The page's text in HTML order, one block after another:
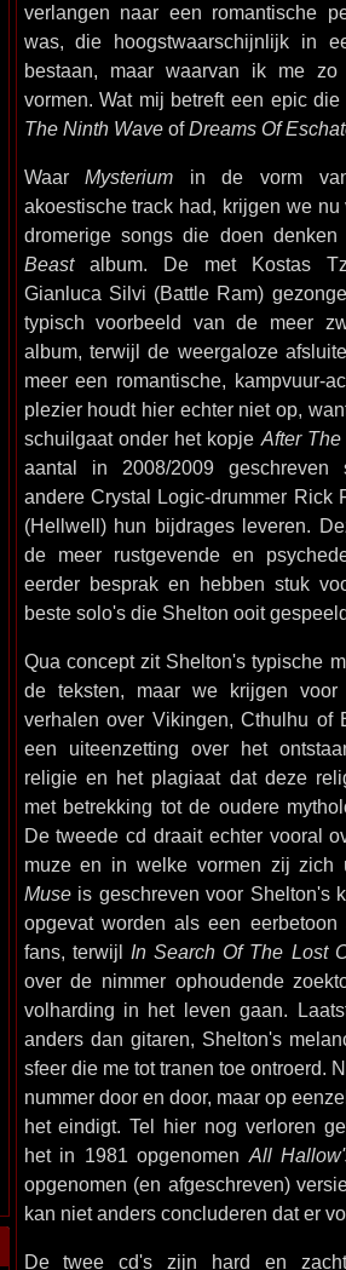
verlangen naar een romantische
was, die hoogstwaarschijnlijk in
bestaan, maar waarvan ik me
vormen. Wat mij betreft een epic
The Ninth WaveofDreams Of
WaarMysterium in de vorm
akoestische track had, krijgen we
dromerige songs die doen
Beastalbum. De met Kostas
Gianluca Silvi (Battle Ram)
typisch voorbeeld van de meer
album, terwijl de weergaloze
meer een romantische, kampvuur-
plezier houdt hier echter niet op,
schuilgaat onder het kopje After The
aantal in 2008/2009 geschreven
andere Crystal Logic-drummer Rick
(Hellwell) hun bijdrages leveren.
de meer rustgevende en
eerder besprak en hebben stuk
beste solo's die Shelton ooit
Qua concept zit Shelton's typische
de teksten, maar we krijgen voor
verhalen over Vikingen, Cthulhu of
een uiteenzetting over het
religie en het plagiaat dat deze
met betrekking tot de oudere
De tweede cd draait echter vooral
muze en in welke vormen zij zich
Museis geschreven voor Shelton's
opgevat worden als een
fans, terwijl In Search Of The Lost
over de nimmer ophoudende
volharding in het leven gaan.
anders dan gitaren, Shelton's
sfeer die me tot tranen toe ontroerd.
nummer door en door, maar op
het eindigt. Tel hier nog verloren
het in 1981 opgenomen All
opgenomen (en afgeschreven)
kan niet anders concluderen dat er
De twee cd's zijn hard en